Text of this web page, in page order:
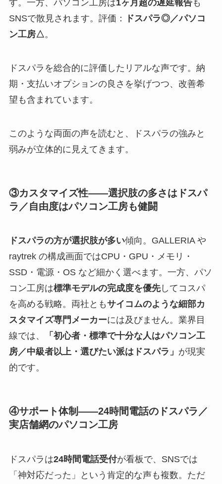
す。一方、パソコン工房は1ヶ月超の遅延報告も
SNSで散見されます。評価：
ドスパラ◎／パソコ
ン工房△ 。
ドスパラを総合的に評価したリアルな声です。納
期・支払いオプションの良さを挙げつつ、改善希
望も含まれています。
このような両面の声を読むと、ドスパラの強みと
弱みが立体的に見えてきます。
③カスタマイズ性——選択肢の多さはドスパ
ラ／自由度はパソコン工房も健闘
ドスパラの方が選択肢が多い傾向。GALLERIA や
raytrek の構成画面ではCPU・GPU・メモリ・
SSD・電源・OS など細かく選べます。一方、パソ
コン工房は標準モデルの完成度を優先してコスパ
を高める戦略。両社ともサイコムのような細部カ
スタマイズ専門メーカーには及びません。業界目
線では、
「初心者・標準で十分な人はパソコン工
房／中級者以上・選びたい派はドスパラ」 が現実
的です。
④サポート体制——24時間電話のドスパラ／
実店舗網のパソコン工房
ドスパラは24時間電話受付が看板で、SNSでは
「神対応だった」という肯定的な声も複数。ただ